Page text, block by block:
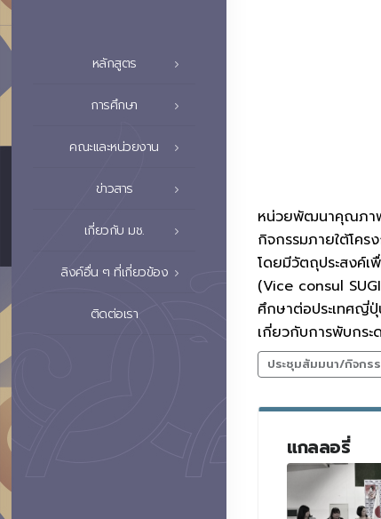
หลักสูตร
การศึกษา
คณะและหน่วยงาน
ข่าวสาร
เกี่ยวกับ มช.
ลิงค์อื่น ๆ ที่เกี่ยวข้อง
ติดต่อเรา
หน่วยพัฒนาคุณภาพ
กิจกรรมภายใต้โค
โดยมีวัตถุประสงค์เ
(Vice consul
ศึกษาต่อประเทศญี่
เกี่ยวกับการพับกระ
ประชุมสัมมนา/กิจกร
แกลลอรี่